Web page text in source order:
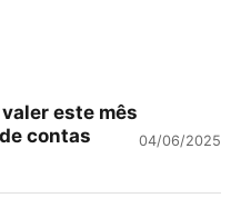
este mês
contas
04/06/2025